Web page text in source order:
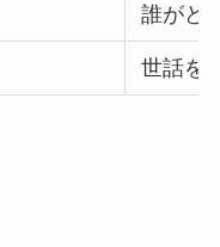
誰がど
世話を